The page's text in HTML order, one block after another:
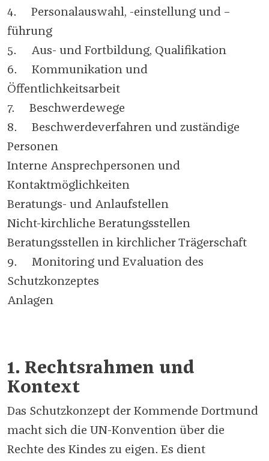
4. Personalauswahl, -einstellung und –
führung
5. Aus- und Fortbildung, Qualifikation
6. Kommunikation und
Öffentlichkeitsarbeit
7. Beschwerdewege
8. Beschwerdeverfahren und zuständige
Personen
Interne Ansprechpersonen und
Kontaktmöglichkeiten
Beratungs- und Anlaufstellen
Nicht-kirchliche Beratungsstellen
Beratungsstellen in kirchlicher Trägerschaft
9. Monitoring und Evaluation des
Schutzkonzeptes
Anlagen
1. Rechtsrahmen und
Kontext
Das Schutzkonzept der Kommende Dortmund
macht sich die UN-Konvention über die
Rechte des Kindes zu eigen. Es dient